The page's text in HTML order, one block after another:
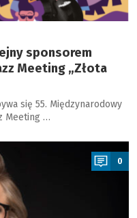
sponsorem
Meeting „Złota
się 55. Międzynarodowy
Meeting …
0